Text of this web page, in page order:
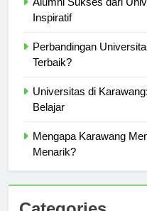
Alumni Sukses dari
Perbandingan
Universitas di
Mengapa Karawang